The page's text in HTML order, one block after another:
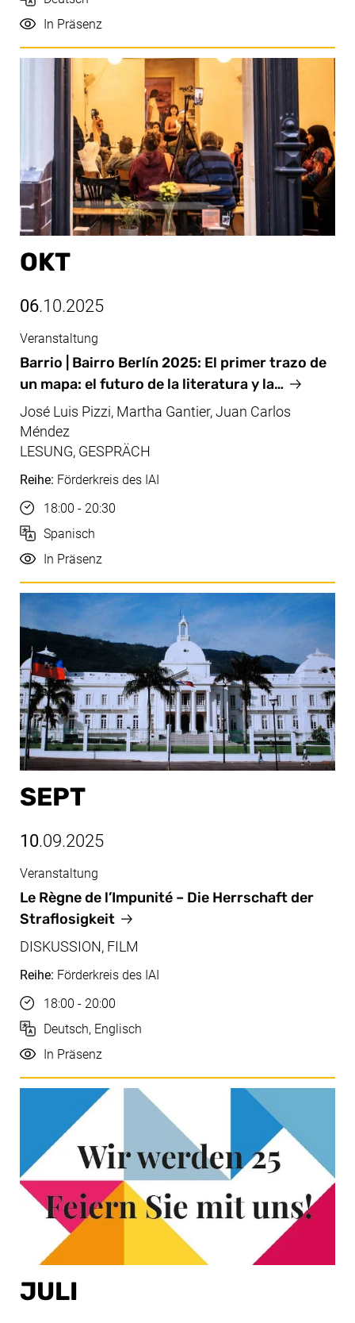
Durchführung
In Präsenz
OKT
06.10.2025
Okt, 06.10.2025
Barrio | Bairro Berlín 2025: El primer trazo de
un mapa: el futuro de la literatura y la…
Veranstaltung
José Luis Pizzi, Martha Gantier, Juan Carlos
Méndez
LESUNG, GESPRÄCH
Reihe: Förderkreis des IAI
Uhrzeit
18:00 - 20:30
Sprache
Spanisch
Durchführung
In Präsenz
SEPT
10.09.2025
Sept, 10.09.2025
Le Règne de l’Impunité – Die Herrschaft der
Straflosigkeit
Veranstaltung
DISKUSSION, FILM
Reihe: Förderkreis des IAI
Uhrzeit
18:00 - 20:00
Sprache
Deutsch, Englisch
Durchführung
In Präsenz
JULI